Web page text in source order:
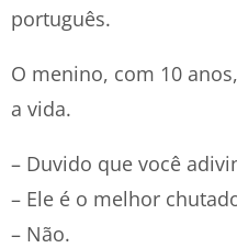
português.
O menino, com 10
a vida.
– Duvido que você
– Ele é o melhor
– Não.